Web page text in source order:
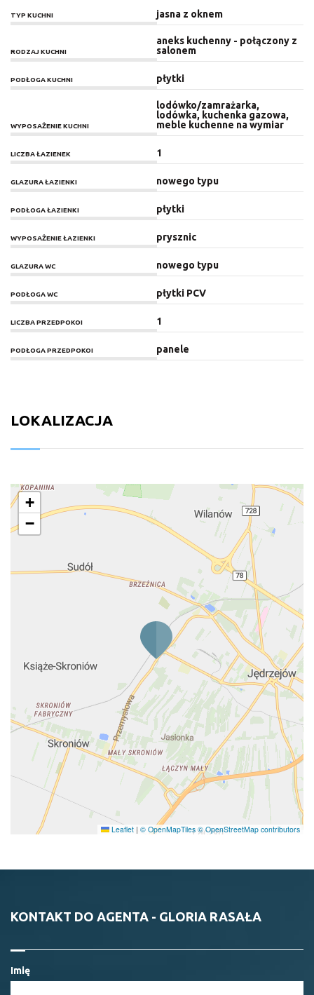
TYP KUCHNI jasna z oknem
RODZAJ KUCHNI
aneks kuchenny - połączony z
salonem
PODŁOGA KUCHNI płytki
WYPOSAŻENIE KUCHNI
lodówko/zamrażarka,
lodówka, kuchenka gazowa,
meble kuchenne na wymiar
LICZBA ŁAZIENEK 1
GLAZURA ŁAZIENKI nowego typu
PODŁOGA ŁAZIENKI płytki
WYPOSAŻENIE ŁAZIENKI prysznic
GLAZURA WC nowego typu
PODŁOGA WC płytki PCV
LICZBA PRZEDPOKOI 1
PODŁOGA PRZEDPOKOI panele
LOKALIZACJA
+
−
Leaflet | © OpenMapTiles © OpenStreetMap contributors
KONTAKT DO AGENTA - GLORIA RASAŁA
Imię